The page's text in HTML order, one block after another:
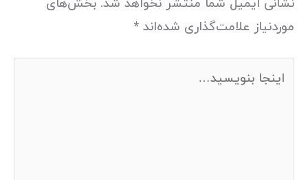
نشانی ایمیل شما منتشر نخواهد شد. بخش‌های
موردنیاز علامت‌گذاری شده‌اند *